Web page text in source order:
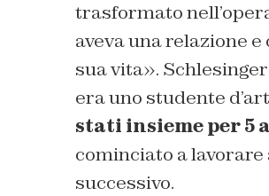
trasformato
aveva una relazione
sua vita».
era uno studente
stati insieme per 5
cominciato a
successivo.